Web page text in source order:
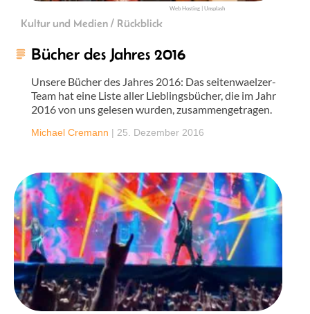
Web Hosting | Unsplash
Kultur und Medien / Rückblick
Bücher des Jahres 2016
Unsere Bücher des Jahres 2016: Das seitenwaelzer-
Team hat eine Liste aller Lieblingsbücher, die im Jahr
2016 von uns gelesen wurden, zusammengetragen.
Michael Cremann | 25. Dezember 2016